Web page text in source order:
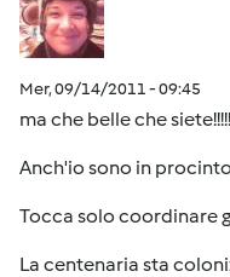
Mer, 09/14/2011 - 09:45
ma che belle che
Anch'io sono in
Tocca solo coordinare
La centenaria sta